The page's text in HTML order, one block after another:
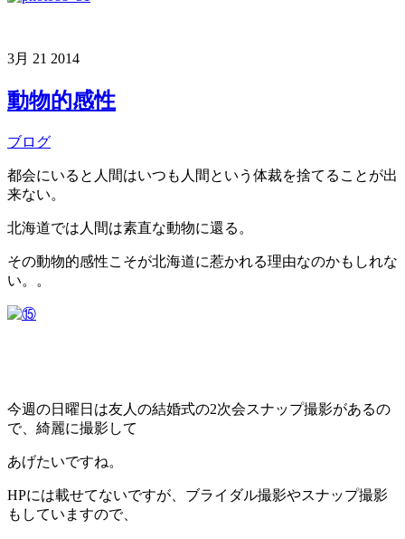
3月 21 2014
動物的感性
ブログ
都会にいると人間はいつも人間という体裁を捨てることが出
来ない。
北海道では人間は素直な動物に還る。
その動物的感性こそが北海道に惹かれる理由なのかもしれな
い。。
今週の日曜日は友人の結婚式の2次会スナップ撮影があるの
で、綺麗に撮影して
あげたいですね。
HPには載せてないですが、ブライダル撮影やスナップ撮影
もしていますので、